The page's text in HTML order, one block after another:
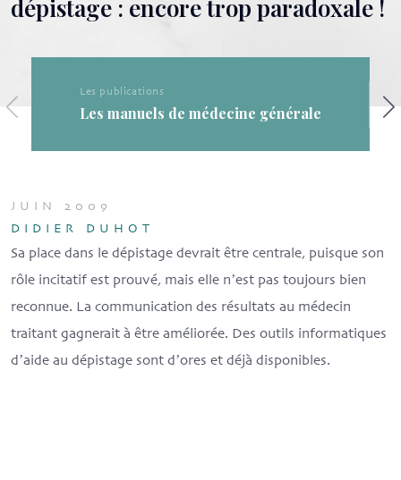
dépistage : encore trop paradoxale !
Les publications
Les manuels de médecine générale
JUIN 2009
DIDIER DUHOT
Sa place dans le dépistage devrait être centrale, puisque son
rôle incitatif est prouvé, mais elle nʼest pas toujours bien
reconnue. La communication des résultats au médecin
traitant gagnerait à être améliorée. Des outils informatiques
dʼaide au dépistage sont dʼores et déjà disponibles.